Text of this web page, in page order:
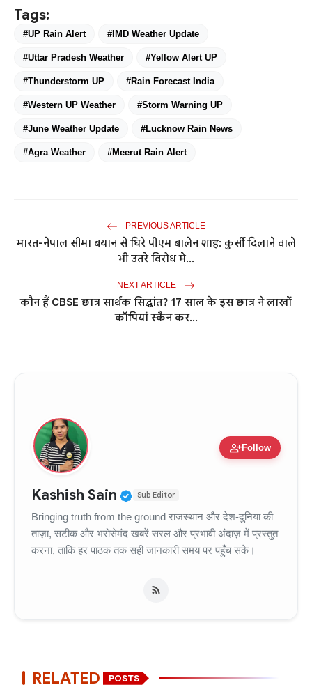
Tags:
#UP Rain Alert #IMD Weather Update
#Uttar Pradesh Weather #Yellow Alert UP
#Thunderstorm UP #Rain Forecast India
#Western UP Weather #Storm Warning UP
#June Weather Update #Lucknow Rain News
#Agra Weather #Meerut Rain Alert
PREVIOUS ARTICLE
भारत-नेपाल सीमा बयान से घिरे पीएम बालेन शाह: कुर्सी दिलाने वाले
भी उतरे विरोध मे...
NEXT ARTICLE
कौन हैं CBSE छात्र सार्थक सिद्धांत? 17 साल के इस छात्र ने लाखों
कॉपियां स्कैन कर...
person_addFollow
Kashish Sain Verified Public Figure •
Sub Editor
Bringing truth from the ground राजस्थान और देश-दुनिया की
ताज़ा, सटीक और भरोसेमंद खबरें सरल और प्रभावी अंदाज़ में प्रस्तुत
करना, ताकि हर पाठक तक सही जानकारी समय पर पहुँच सके।
RELATED POSTS